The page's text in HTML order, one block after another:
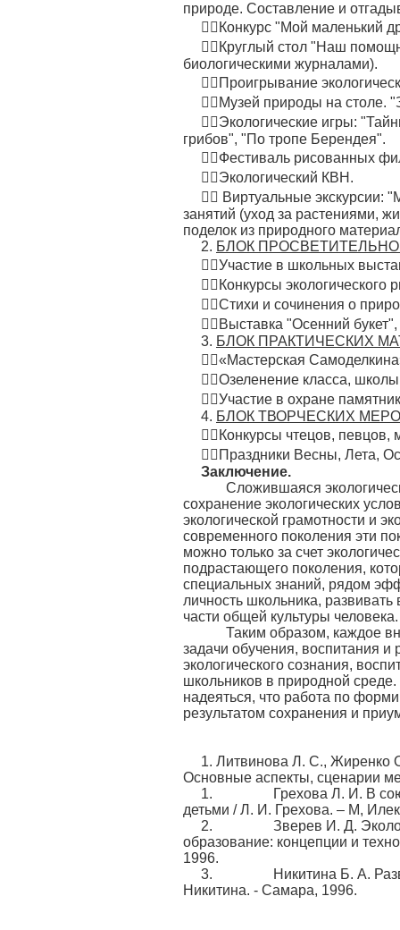
природе. Составление и
Конкурс "Мой маленький
Круглый стол "Наш
биологическими журналами).
Проигрывание
Музей природы на столе.
Экологические игры:
грибов", "По тропе Берендея".
Фестиваль рисованных
Экологический КВН.
 Виртуальные экскурсии:
занятий (уход за растениями,
поделок из природного
2. БЛОК
Участие в школьных
Конкурсы экологического
Стихи и сочинения о
Выставка "Осенний
3. БЛОК ПРАКТИЧЕСКИХ
«Мастерская
Озеленение класса,
Участие в охране
4. БЛОК ТВОРЧЕСКИХ
Конкурсы чтецов, певцов,
Праздники Весны, Лета,
Заключение.
Сложившаяся
сохранение экологических
экологической грамотности и
современного поколения эти
можно только за счет
подрастающего поколения,
специальных знаний, рядом
личность школьника, развивать
части общей культуры человека.
Таким образом, каждое
задачи обучения, воспитания
экологического сознания,
школьников в природной
надеяться, что работа по
результатом сохранения и
1. Литвинова Л. С., Жиренко
Основные аспекты, сценарии
1. Грехова Л. И. В союзе с
детьми / Л. И. Грехова. – М,
2. Зверев И. Д.
образование: концепции и
1996.
3. Никитина Б. А.
Никитина. - Самара, 1996.